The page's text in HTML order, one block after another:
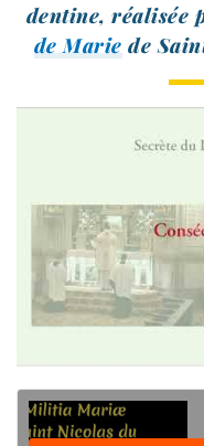
den­tine, réa­li­sée
de Marie de